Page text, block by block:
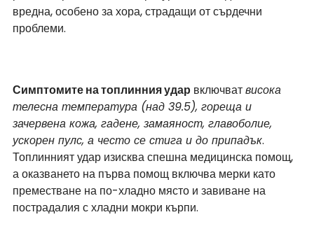
вредна, особено за хора, страдащи от сърдечни
проблеми.
Симптомите на топлинния удар включват висока
телесна температура (над 39.5), гореща и
зачервена кожа, гадене, замаяност, главоболие,
ускорен пулс, а често се стига и до припадък.
Топлинният удар изисква спешна медицинска помощ,
а оказването на първа помощ включва мерки като
преместване на по-хладно място и завиване на
пострадалия с хладни мокри кърпи.